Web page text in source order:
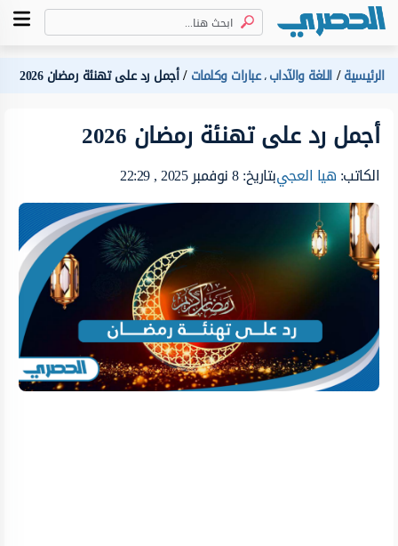
الرئيسية اللغة والآداب،عبارات وكلمات أجمل رد على تهنئة رمضان 2026
أجمل رد على تهنئة رمضان 2026
الكاتب:هيا العجيبتاريخ: 8 نوفمبر 2025 , 22:29